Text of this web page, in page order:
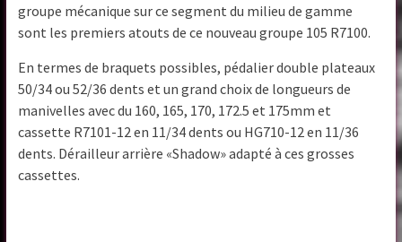
groupe mécanique sur ce segment du milieu de gamme
sont les premiers atouts de ce nouveau groupe 105 R7100.
En termes de braquets possibles, pédalier double plateaux
50/34 ou 52/36 dents et un grand choix de longueurs de
manivelles avec du 160, 165, 170, 172.5 et 175mm et
cassette R7101-12 en 11/34 dents ou HG710-12 en 11/36
dents. Dérailleur arrière «Shadow» adapté à ces grosses
cassettes.